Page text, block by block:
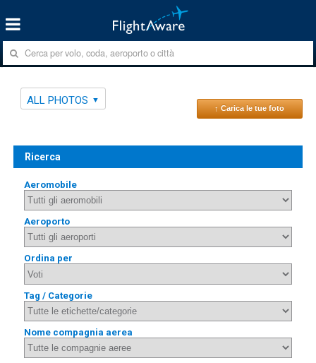
ALL PHOTOS
↑ Carica le tue foto
Ricerca
Aeromobile
Aeroporto
Ordina per
Tag / Categorie
Nome compagnia aerea